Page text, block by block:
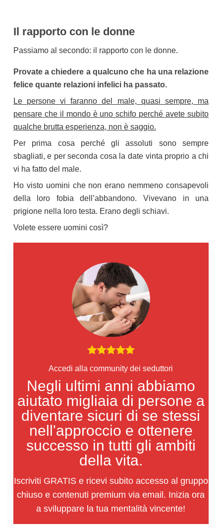
Il rapporto con le donne
Passiamo al secondo: il rapporto con le donne.
Provate a chiedere a qualcuno che ha una relazione
felice quante relazioni infelici ha passato.
Le persone vi faranno del male, quasi sempre, ma
pensare che il mondo è uno schifo perché avete subito
qualche brutta esperienza, non è saggio.
Per prima cosa perché gli assoluti sono sempre
sbagliati, e per seconda cosa la date vinta proprio a chi
vi ha fatto del male.
Ho visto uomini che non erano nemmeno consapevoli
della loro fobia dell’abbandono. Vivevano in una
prigione nella loro testa. Erano degli schiavi.
Volete essere uomini così?
Accedi alla community dei seduttori
Negli ultimi anni abbiamo
aiutato migliaia di persone a
diventare sicuri di se stessi
nell'approccio e ottenere
successo in tutti gli ambiti
della vita.
Iscriviti GRATIS e ricevi subito accesso al gruppo
chiuso e contenuti premium via email. Inizia ora
a sviluppare la tua mentalità vincente!